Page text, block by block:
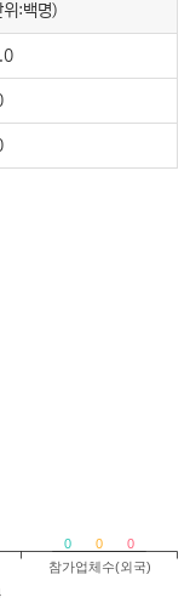
위:백명)
0 0 0
참가업체수(외국)